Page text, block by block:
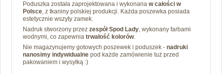
Poduszka została zaprojektowana i wykonana w całości w
Polsce, z tkaniny polskiej produkcji. Każda poszewka posiada
estetycznie wszyty zamek.
Nadruk stworzony przez zespół Spod Lady, wykonany farbami
wodnymi, co zapewnia trwałość kolorów.
Nie magazynujemy gotowych poszewek i poduszek - nadruki
nanosimy indywidualne pod każde zamówienie tuż przed
pakowaniem i wysyłką :)